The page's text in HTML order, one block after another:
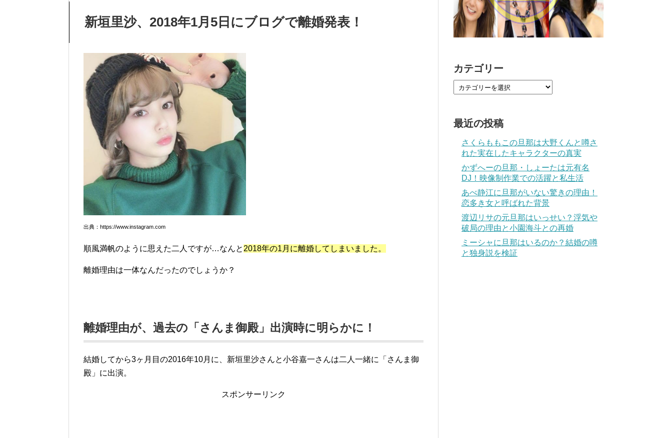
新垣里沙、2018年1月5日にブログで離婚発表！
出典：https://www.instagram.com
順風満帆のように思えた二人ですが…なんと 2018年の1月に離婚してしまいました。
離婚理由は一体なんだったのでしょうか？
離婚理由が、過去の「さんま御殿」出演時に明らかに！
結婚してから3ヶ月目の2016年10月に、新垣里沙さんと小谷嘉一さんは二人一緒に「さんま御
殿」に出演。
スポンサーリンク
カテゴリー
最近の投稿
さくらももこの旦那は大野くんと噂さ
れた実在したキャラクターの真実
かずへーの旦那・しょーたは元有名
DJ！映像制作業での活躍と私生活
あべ静江に旦那がいない驚きの理由！
恋多き女と呼ばれた背景
渡辺リサの元旦那はいっせい？浮気や
破局の理由と小園海斗との再婚
ミーシャに旦那はいるのか？結婚の噂
と独身説を検証